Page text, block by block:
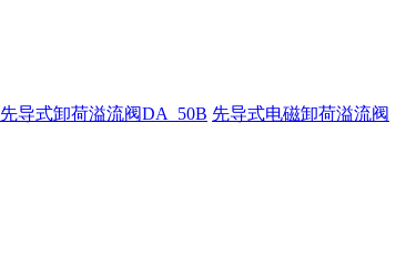
先导式卸荷溢流阀DA_50B 先导式电磁卸荷溢流阀